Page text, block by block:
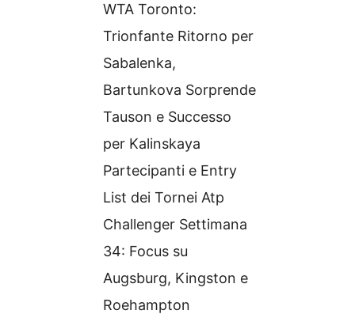
WTA Toronto:
Trionfante Ritorno per
Sabalenka,
Bartunkova Sorprende
Tauson e Successo
per Kalinskaya
Partecipanti e Entry
List dei Tornei Atp
Challenger Settimana
34: Focus su
Augsburg, Kingston e
Roehampton